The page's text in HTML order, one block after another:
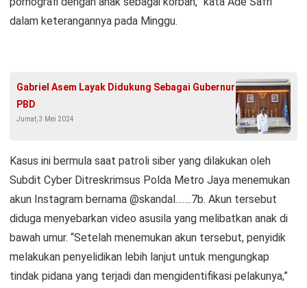
dalam keterangannya pada Minggu.
Gabriel Asem Layak Didukung Sebagai Gubernur
PBD
Jumat, 3 Mei 2024
Kasus ini bermula saat patroli siber yang dilakukan oleh
Subdit Cyber Ditreskrimsus Polda Metro Jaya menemukan
akun Instagram bernama @skandal…….7b. Akun tersebut
diduga menyebarkan video asusila yang melibatkan anak di
bawah umur. “Setelah menemukan akun tersebut, penyidik
melakukan penyelidikan lebih lanjut untuk mengungkap
tindak pidana yang terjadi dan mengidentifikasi pelakunya,”